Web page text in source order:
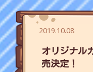
2019.10.08
オリジナル
売決定！